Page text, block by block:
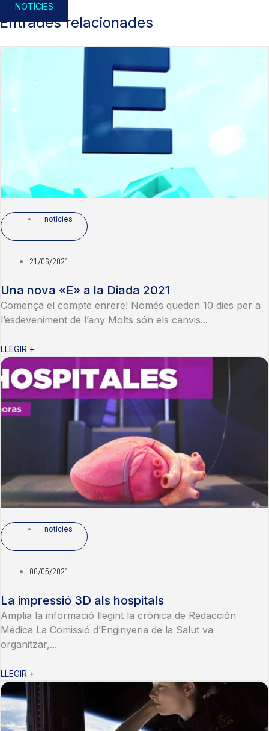
NOTÍCIES
Entrades relacionades
notícies
21/06/2021
Una nova «E» a la Diada 2021
Comença el compte enrere! Només queden 10 dies per a
l’esdeveniment de l’any Molts són els canvis...
LLEGIR +
notícies
06/05/2021
La impressió 3D als hospitals
Amplia la informació llegint la crònica de Redacción
Médica La Comissió d’Enginyeria de la Salut va
organitzar,...
LLEGIR +